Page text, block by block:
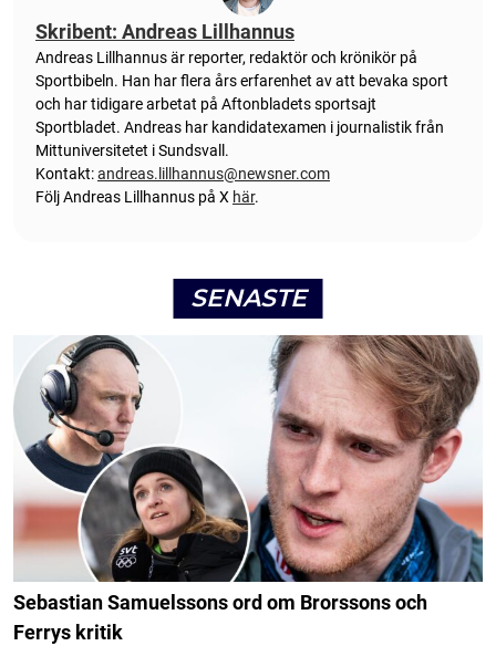
Skribent: Andreas Lillhannus
Andreas Lillhannus är reporter, redaktör och krönikör på
Sportbibeln. Han har flera års erfarenhet av att bevaka sport
och har tidigare arbetat på Aftonbladets sportsajt
Sportbladet. Andreas har kandidatexamen i journalistik från
Mittuniversitetet i Sundsvall.
Kontakt:andreas.lillhannus@newsner.com
Följ Andreas Lillhannus på X här.
SENASTE
Sebastian Samuelssons ord om Brorssons och
Ferrys kritik